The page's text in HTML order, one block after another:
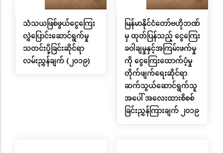
သံသယဖြစ်ဖွယ်ငွေကြေး
လွှဲပြောင်းဆောင်ရွက်မှု
သတင်းပို့ခြင်းဆိုင်ရာ
လမ်းညွှန်ချက် (၂၀၁၉)
မြန်မာနိုင်ငံတော်ဗဟိုဘဏ်
မှ ထုတ်ပြန်သည့် ငွေကြေး
ခဝါချမှုနှင့်အကြမ်းဖက်မှု
ကို ငွေကြေးထောက်ပံ့မှု
တိုက်ဖျက်ရေးဆိုင်ရာ
ဆက်သွယ်ဆောင်ရွက်သူ
အပေါ် အလေးထားစိစစ်
ခြင်းညွှန်ကြားချက် ၂၀၁၉